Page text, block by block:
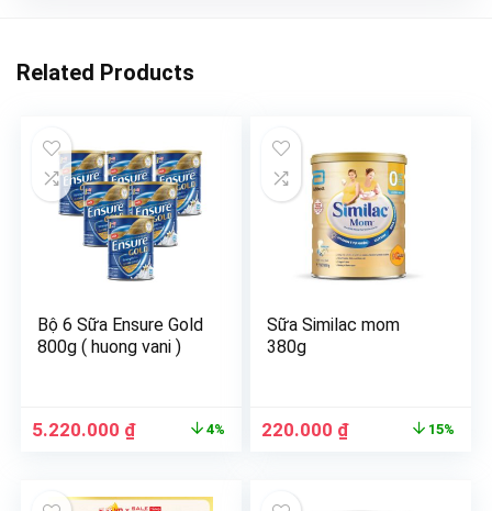
Related Products
Bộ 6 Sữa Ensure Gold
800g ( huong vani )
5.220.000 ₫ 4%
Sữa Similac mom
380g
220.000 ₫ 15%